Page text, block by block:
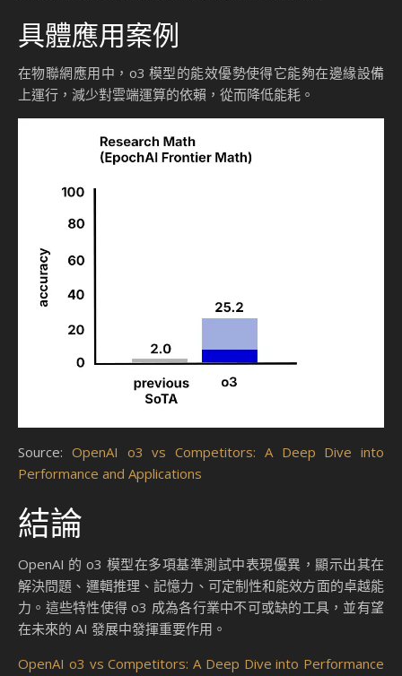
具體應用案例
在物聯網應用中，o3 模型的能效優勢使得它能夠在邊緣設備
上運行，減少對雲端運算的依賴，從而降低能耗。
Source: OpenAI o3 vs Competitors: A Deep Dive into
Performance and Applications
結論
OpenAI 的 o3 模型在多項基準測試中表現優異，顯示出其在
解決問題、邏輯推理、記憶力、可定制性和能效方面的卓越能
力。這些特性使得 o3 成為各行業中不可或缺的工具，並有望
在未來的 AI 發展中發揮重要作用。
OpenAI o3 vs Competitors: A Deep Dive into Performance